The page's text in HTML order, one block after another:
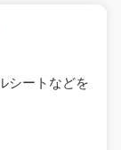
シートなどを